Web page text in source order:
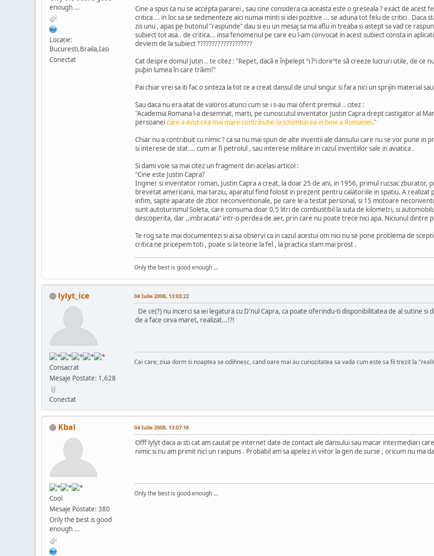
enough ...
Locaţie:
Bucuresti,Braila,Iasi
Conectat
Cine a spus ca nu se accepta pararei , sau cine considera ca aceasta este o greseala ? exact de
critica ... in loc sa se sedimenteze aici numai minti si idei pozitive ... se aduna tot felu de critici . Daca
zis unu , apas pe butonul "raspunde" dau si eu un mesaj sa ma aflu in treaba si astept sa vad ce
subiect tot asa.. de critica... insa fenomenul pe care eu l-am convocat in acest subiect consta in
deviem de la subiect ???????????????????
Cat despre domul Jutin .. te citez : "Repet, dacã e înþelept ºi îºi doreºte sã creeze lucruri utile, de ce
puþin lumea în care trãim?"
Pai chiar vrei sa iti fac o sinteza la tot ce a creat dansul de unul singur si fara nici un sprijin material
Sau daca nu era atat de valoros atunci cum se i s-au mai oferit premiul .. citez :
"Academia Romana l-a desemnat, marti, pe cunoscutul inventator Justin Capra drept castigator al
persoaneicare a avut cea mai mare contributie la schimbarea in bine a Romaniei."
Chiar nu a contribuit cu nimic ? ca sa nu mai spun de alte inventii ale dansului care nu se vor pune in
si interese de stat ... cum ar fi petrolul , sau interese militare in cazul inventiilor sale in aviatica .
Si dami voie sa mai citez un fragment din acelasi articol :
"Cine este Justin Capra?
Inginer si inventator roman, Justin Capra a creat, la doar 25 de ani, in 1956, primul rucsac zburator,
brevetat americanii, mai tarziu, aparatul fiind folosit in prezent pentru calatoriile in spatiu. A
infim, sapte aparate de zbor neconventionale, pe care le-a testat personal, si 15 motoare
sunt autoturismul Soleta, care consuma doar 0,5 litri de combustibil la suta de kilometri, si
descoperita, dar ,,imbracata" intr-o perdea de aer, prin care nu poate trece nici apa. Niciunul dintre
Te rog sa te mai documentezi si ai sa observi ca in cazul acestui om nici nu se pone problema de
critica ne pricepem toti , poate si la teorie la fel , la practica stam mai prost .
Only the best is good enough ...
lylyt_ice
Consacrat
Mesaje Postate: 1,628
Conectat
04 Iulie 2008, 13:03:22
De ce(?) nu incerci sa iei legatura cu D'nul Capra, ca poate oferindu-ti disponibilitatea de al sutine si
de a face ceva maret, realizat...!?!
Cei care; ziua dorm si noaptea se odihnesc, cand oare mai au curiozitatea sa vada cum este sa fii trezit la
Kbal
Cool
Mesaje Postate: 380
Only the best is good
enough ...
04 Iulie 2008, 13:07:18
Offf lylyt daca ai sti cat am cautat pe internet date de contact ale dansului sau macar intermediari
nimic si nu am primit nici un raspuns . Probabil am sa apelez in viitor la gen de surse , oricum nu ma
Only the best is good enough ...